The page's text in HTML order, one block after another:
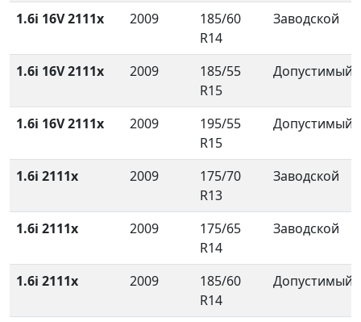
1.6i 16V 2111x 2009
185/60
R14
Заводской
1.6i 16V 2111x 2009
185/55
R15
Допустимый
1.6i 16V 2111x 2009
195/55
R15
Допустимый
1.6i 2111x 2009
175/70
R13
Заводской
1.6i 2111x 2009
175/65
R14
Заводской
1.6i 2111x 2009
185/60
R14
Допустимый